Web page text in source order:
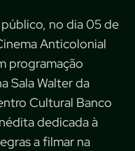
no dia 05 de
Anticolonial
programação
Sala Walter da
Cultural Banco
dedicada à
a filmar na